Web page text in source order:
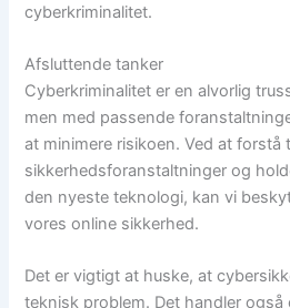
cyberkriminalitet.
Afsluttende tanker
Cyberkriminalitet er en alvorlig
men med passende
at minimere risikoen. Ved at forstå
sikkerhedsforanstaltninger og
den nyeste teknologi, kan vi
vores online sikkerhed.
Det er vigtigt at huske, at
teknisk problem. Det handler også